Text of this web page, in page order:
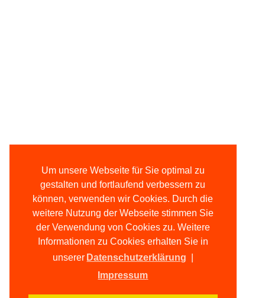
Um unsere Webseite für Sie optimal zu
gestalten und fortlaufend verbessern zu
können, verwenden wir Cookies. Durch die
weitere Nutzung der Webseite stimmen Sie
der Verwendung von Cookies zu. Weitere
Informationen zu Cookies erhalten Sie in
unserer Datenschutzerklärung
Impressum